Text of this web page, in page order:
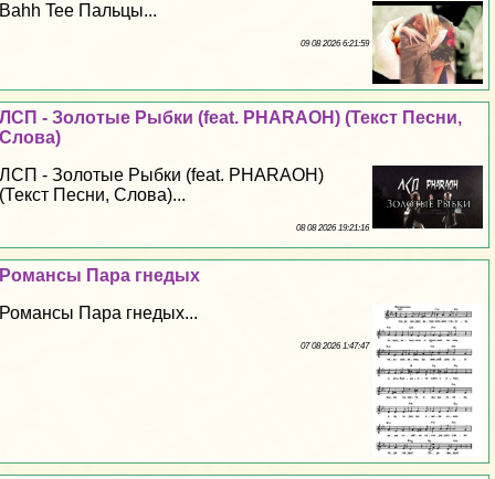
Bahh Tee Пальцы...
09 08 2026 6:21:59
ЛСП - Золотые Рыбки (feat. PHARAOH) (Текст Песни,
Слова)
ЛСП - Золотые Рыбки (feat. PHARAOH)
(Текст Песни, Слова)...
08 08 2026 19:21:16
Романсы Пара гнедых
Романсы Пара гнедых...
07 08 2026 1:47:47